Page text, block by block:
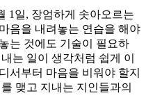
1일, 장엄하게 솟아오르는
음을 내려놓는 연습을 해야
는 것에도 기술이 필요하
는 일이 생각처럼 쉽게 이
서부터 마음을 비워야 할지
맺고 지내는 지인들과의